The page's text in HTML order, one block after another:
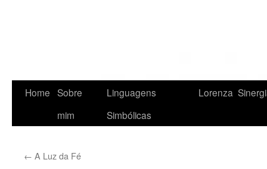
Pular
conteúdo
Home Sobre
mim
Linguagens
Simbólicas
Lorenza
← A Luz da Fé